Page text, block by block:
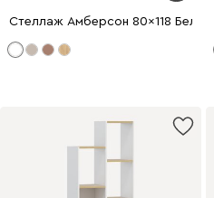
Стеллаж Амберсон 80x118 Белый